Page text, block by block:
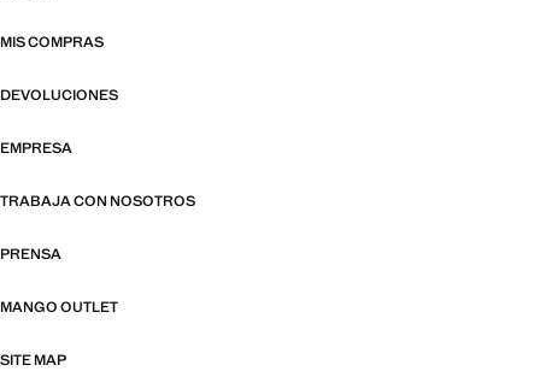
MIS COMPRAS
DEVOLUCIONES
EMPRESA
TRABAJA CON NOSOTROS
PRENSA
MANGO OUTLET
SITE MAP